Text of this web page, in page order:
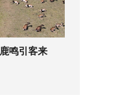
鸣引客来